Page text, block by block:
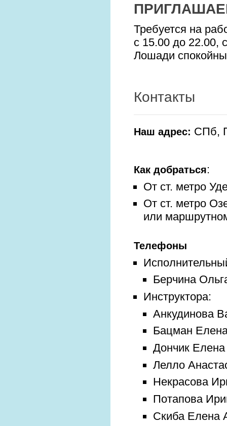
Требуется на
с 15.00 до 22.00,
Лошади
Контакты
Наш адрес: СПб,
Как добраться:
От ст. метро
От ст. метро
или
Телефоны
Берчина
Инструктора:
Анкудинова
Бацман
Дончик
Лелло
Некрасова
Потапова
Скиба Елена